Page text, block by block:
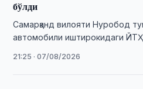
бўлди
Самарқанд вилояти Нуробод
автомобили иштирокидаги
21:25 · 07/08/2026